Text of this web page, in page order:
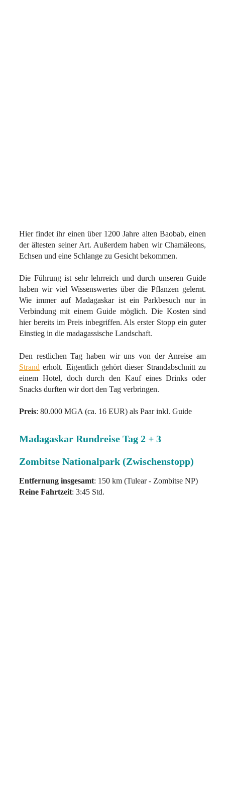
Hier findet ihr einen über 1200 Jahre alten Baobab, einen
der ältesten seiner Art. Außerdem haben wir Chamäleons,
Echsen und eine Schlange zu Gesicht bekommen.
Die Führung ist sehr lehrreich und durch unseren Guide
haben wir viel Wissenswertes über die Pflanzen gelernt.
Wie immer auf Madagaskar ist ein Parkbesuch nur in
Verbindung mit einem Guide möglich. Die Kosten sind
hier bereits im Preis inbegriffen. Als erster Stopp ein guter
Einstieg in die madagassische Landschaft.
Den restlichen Tag haben wir uns von der Anreise am
Strand erholt. Eigentlich gehört dieser Strandabschnitt zu
einem Hotel, doch durch den Kauf eines Drinks oder
Snacks durften wir dort den Tag verbringen.
Preis: 80.000 MGA (ca. 16 EUR) als Paar inkl. Guide
Madagaskar Rundreise Tag 2 + 3
Zombitse Nationalpark (Zwischenstopp)
Entfernung insgesamt: 150 km (Tulear - Zombitse NP)
Reine Fahrtzeit: 3:45 Std.